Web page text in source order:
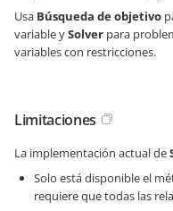
Usa Búsqueda de objetivo
variable ySolver para
variables con restricciones.
Limitaciones
La implementación actual de
Solo está disponible el
requiere que todas las